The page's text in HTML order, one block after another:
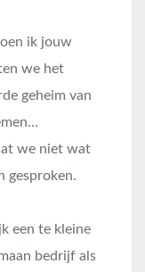
ik jouw
we het
geheim van
we niet wat
gesproken.
een te kleine
bedrijf als